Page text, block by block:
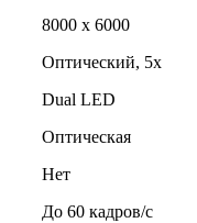
8000 x 6000
Оптический, 5x
Dual LED
Оптическая
Нет
До 60 кадров/c